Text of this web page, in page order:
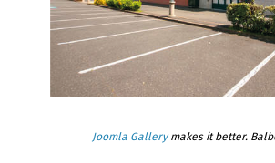
Joomla Gallerymakes it better.